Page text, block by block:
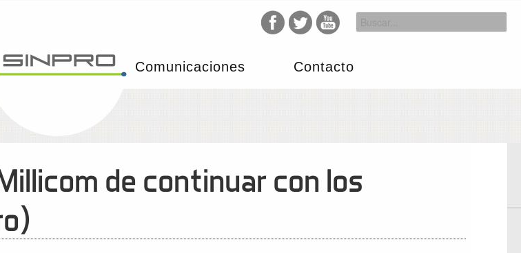
Comunicaciones Contacto
de continuar con los